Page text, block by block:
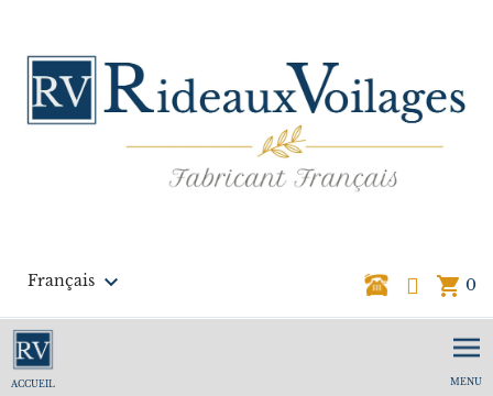
Français  shopping_cart 0
ACCUEIL MENU